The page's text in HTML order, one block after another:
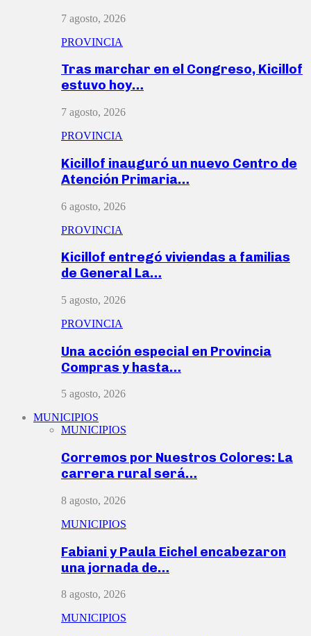
7 agosto, 2026
PROVINCIA
Tras marchar en el Congreso, Kicillof
estuvo hoy…
7 agosto, 2026
PROVINCIA
Kicillof inauguró un nuevo Centro de
Atención Primaria…
6 agosto, 2026
PROVINCIA
Kicillof entregó viviendas a familias
de General La…
5 agosto, 2026
PROVINCIA
Una acción especial en Provincia
Compras y hasta…
5 agosto, 2026
MUNICIPIOS
MUNICIPIOS
Corremos por Nuestros Colores: La
carrera rural será…
8 agosto, 2026
MUNICIPIOS
Fabiani y Paula Eichel encabezaron
una jornada de…
8 agosto, 2026
MUNICIPIOS